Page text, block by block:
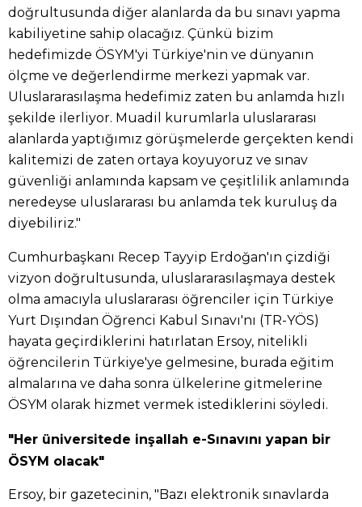
doğrultusunda diğer alanlarda da bu sınavı yapma
kabiliyetine sahip olacağız. Çünkü bizim
hedefimizde ÖSYM'yi Türkiye'nin ve dünyanın
ölçme ve değerlendirme merkezi yapmak var.
Uluslararasılaşma hedefimiz zaten bu anlamda hızlı
şekilde ilerliyor. Muadil kurumlarla uluslararası
alanlarda yaptığımız görüşmelerde gerçekten kendi
kalitemizi de zaten ortaya koyuyoruz ve sınav
güvenliği anlamında kapsam ve çeşitlilik anlamında
neredeyse uluslararası bu anlamda tek kuruluş da
diyebiliriz."
Cumhurbaşkanı Recep Tayyip Erdoğan'ın çizdiği
vizyon doğrultusunda, uluslararasılaşmaya destek
olma amacıyla uluslararası öğrenciler için Türkiye
Yurt Dışından Öğrenci Kabul Sınavı'nı (TR-YÖS)
hayata geçirdiklerini hatırlatan Ersoy, nitelikli
öğrencilerin Türkiye'ye gelmesine, burada eğitim
almalarına ve daha sonra ülkelerine gitmelerine
ÖSYM olarak hizmet vermek istediklerini söyledi.
"Her üniversitede inşallah e-Sınavını yapan bir
ÖSYM olacak"
Ersoy, bir gazetecinin, "Bazı elektronik sınavlarda